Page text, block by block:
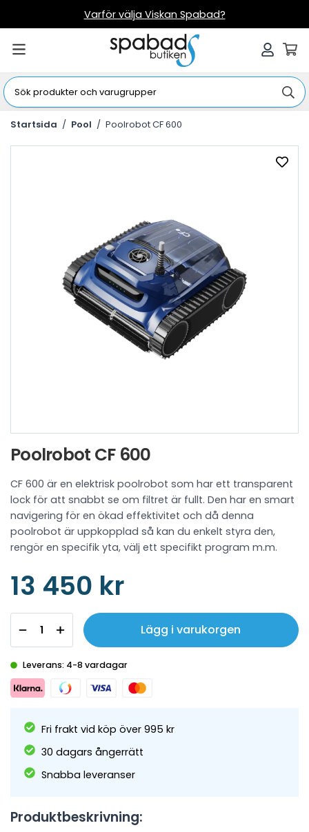
Varför välja Viskan Spabad?
Startsida / Pool / Poolrobot CF 600
Poolrobot CF 600
CF 600 är en elektrisk poolrobot som har ett transparent
lock för att snabbt se om filtret är fullt. Den har en smart
navigering för en ökad effektivitet och då denna
poolrobot är uppkopplad så kan du enkelt styra den,
rengör en specifik yta, välj ett specifikt program m.m.
13 450 kr
Lägg i varukorgen
Leverans: 4-8 vardagar
Fri frakt vid köp över 995 kr
30 dagars ångerrätt
Snabba leveranser
Produktbeskrivning: